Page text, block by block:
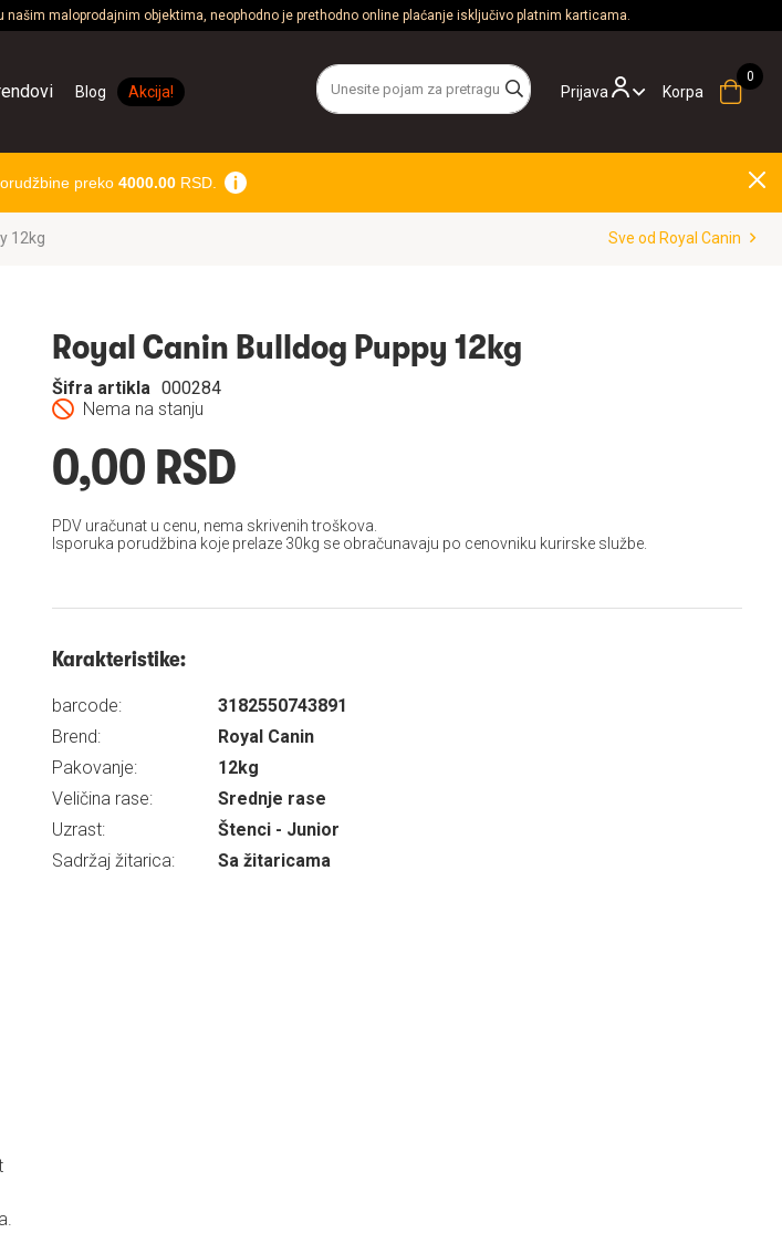
maloprodajnim objektima, neophodno je prethodno online plaćanje isključivo platnim karticama.
Prijava
Blog Akcija! Korpa
preko 4000.00RSD.
12kg Sve od Royal Canin
Royal Canin Bulldog Puppy 12kg
Nema na stanju
Šifra artikla 000284
0,00 RSD
PDV uračunat u cenu, nema skrivenih troškova.
Isporuka porudžbina koje prelaze 30kg se obračunavaju po cenovniku kurirske službe.
Karakteristike:
barcode:
3182550743891
Brend:
Royal Canin
Pakovanje:
12kg
Veličina rase:
Srednje rase
Uzrast:
Štenci - Junior
Sadržaj žitarica:
Sa žitaricama